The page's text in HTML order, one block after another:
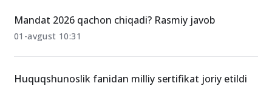
Mandat 2026 qachon chiqadi? Rasmiy javob
01-avgust 10:31
Huquqshunoslik fanidan milliy sertifikat joriy etildi